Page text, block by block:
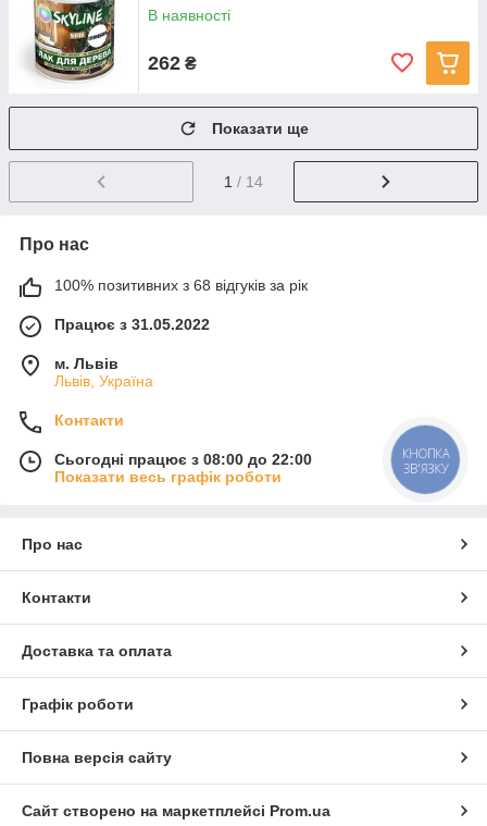
В наявності
262 ₴
Показати ще
1 / 14
Про нас
100% позитивних з 68 відгуків за рік
Працює з 31.05.2022
м. Львів
Львів, Україна
Контакти
Сьогодні працює з 08:00 до 22:00
Показати весь графік роботи
Про нас
Контакти
Доставка та оплата
Графік роботи
Повна версія сайту
Сайт створено на маркетплейсі Prom.ua
КНОПКА
ЗВ'ЯЗКУ